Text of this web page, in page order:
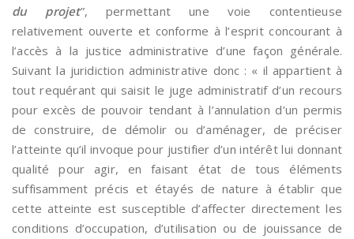
du projet”, permettant une voie contentieuse
relativement ouverte et conforme à l’esprit concourant à
l’accès à la justice administrative d’une façon générale.
Suivant la juridiction administrative donc : « il appartient à
tout requérant qui saisit le juge administratif d’un recours
pour excès de pouvoir tendant à l’annulation d’un permis
de construire, de démolir ou d’aménager, de préciser
l’atteinte qu’il invoque pour justifier d’un intérêt lui donnant
qualité pour agir, en faisant état de tous éléments
suffisamment précis et étayés de nature à établir que
cette atteinte est susceptible d’affecter directement les
conditions d’occupation, d’utilisation ou de jouissance de